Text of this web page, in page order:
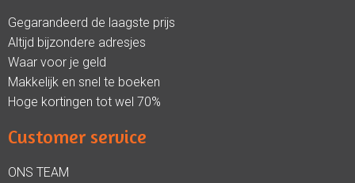
Gegarandeerd de laagste prijs
Altijd bijzondere adresjes
Waar voor je geld
Makkelijk en snel te boeken
Hoge kortingen tot wel 70%
Customer service
ONS TEAM